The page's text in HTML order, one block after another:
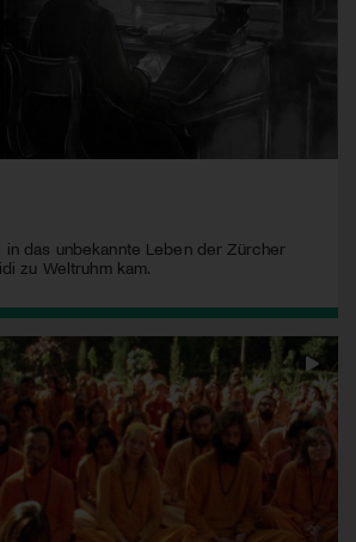
in das unbekannte Leben der Zürcher
zu Weltruhm kam.